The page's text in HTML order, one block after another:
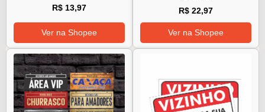
R$ 13,97
Ver na Shopee
R$ 22,97
Ver na Shopee